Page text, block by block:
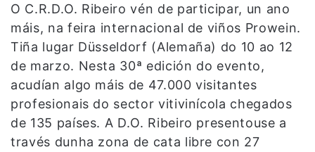
O C.R.D.O. Ribeiro vén de participar, un ano
máis, na feira internacional de viños Prowein.
Tiña lugar Düsseldorf (Alemaña) do 10 ao 12
de marzo. Nesta 30ª edición do evento,
acudían algo máis de 47.000 visitantes
profesionais do sector vitivinícola chegados
de 135 países. A D.O. Ribeiro presentouse a
través dunha zona de cata libre con 27